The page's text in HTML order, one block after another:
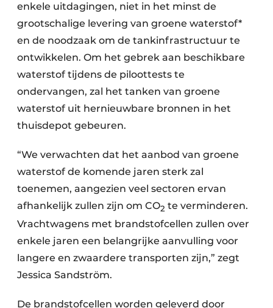
enkele uitdagingen, niet in het minst de
grootschalige levering van groene waterstof*
en de noodzaak om de tankinfrastructuur te
ontwikkelen. Om het gebrek aan beschikbare
waterstof tijdens de piloottests te
ondervangen, zal het tanken van groene
waterstof uit hernieuwbare bronnen in het
thuisdepot gebeuren.
“We verwachten dat het aanbod van groene
waterstof de komende jaren sterk zal
toenemen, aangezien veel sectoren ervan
afhankelijk zullen zijn om CO2 te verminderen.
Vrachtwagens met brandstofcellen zullen over
enkele jaren een belangrijke aanvulling voor
langere en zwaardere transporten zijn,” zegt
Jessica Sandström.
De brandstofcellen worden geleverd door